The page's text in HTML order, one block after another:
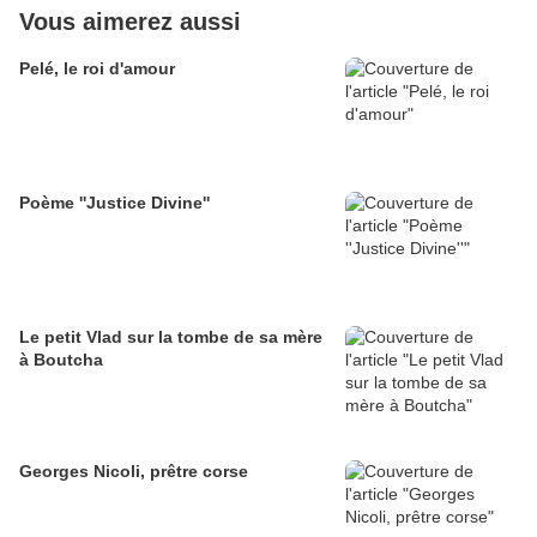
Vous aimerez aussi
Pelé, le roi d'amour
Poème ''Justice Divine''
Le petit Vlad sur la tombe de sa mère
à Boutcha
Georges Nicoli, prêtre corse